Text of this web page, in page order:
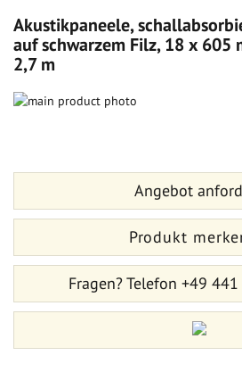
Akustikpaneele,
auf schwarzem Filz, 18 x 605
2,7 m
Zum
springen
Bildergalerie
Angebot
Produkt
Fragen?Telefon +49